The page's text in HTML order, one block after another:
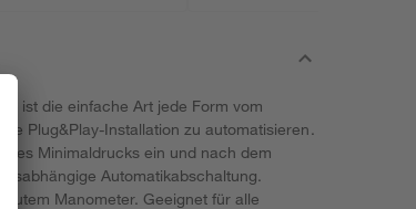
ist die einfache Art jede Form vom
Plug&Play-Installation zu automatisieren.
des Minimaldrucks ein und nach dem
Automatikabschaltung.
Manometer. Geeignet für alle